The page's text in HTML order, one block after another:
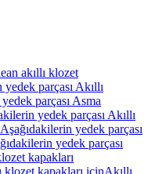
akıllı klozet
parçası Akıllı
parçası Asma
yedek parçası Akıllı
Aşağıdakilerin yedek parçası
yedek parçası
kapakları
klozet kapakları içinAkıllı